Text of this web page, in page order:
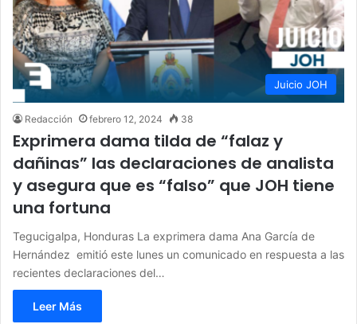
Juicio JOH
Redacción febrero 12, 2024 38
Exprimera dama tilda de “falaz y
dañinas” las declaraciones de analista
y asegura que es “falso” que JOH tiene
una fortuna
Tegucigalpa, Honduras La exprimera dama Ana García de
Hernández emitió este lunes un comunicado en respuesta a las
recientes declaraciones del…
Leer Más